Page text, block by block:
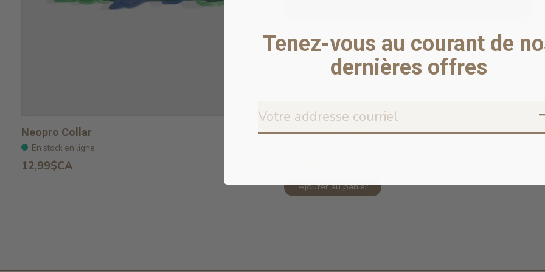
Neopro Collar
En stock en ligne
12,99$CA
Cat Collar- Canyon
Ajouter au panier
Tenez-vous au courant de
dernières offres